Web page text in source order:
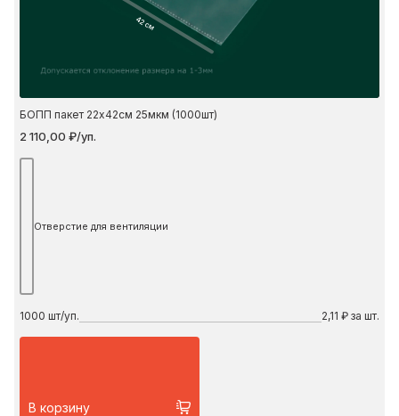
42 см
БОПП пакет 22х42см 25мкм (1000шт)
2 110,00 ₽/уп.
Отверстие для вентиляции
1000 шт/уп. 2,11 ₽ за шт.
В корзину